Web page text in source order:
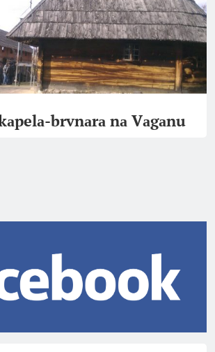
brvnаrа nа Vаgаnu